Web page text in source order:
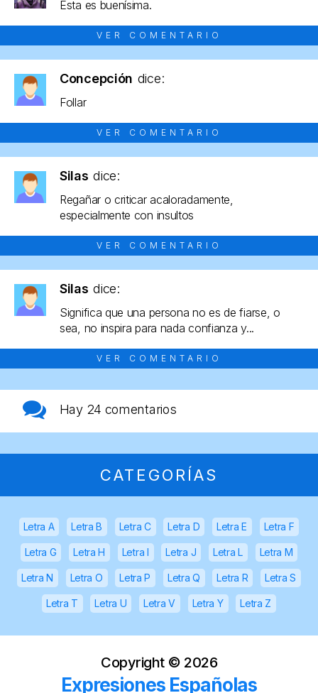
Esta es buenísima.
VER COMENTARIO
Concepción dice:
Follar
VER COMENTARIO
Silas dice:
Regañar o criticar acaloradamente,
especialmente con insultos
VER COMENTARIO
Silas dice:
Significa que una persona no es de fiarse, o
sea, no inspira para nada confianza y...
VER COMENTARIO
Hay 24 comentarios
CATEGORÍAS
Letra A Letra B Letra C Letra D Letra E Letra F
Letra G Letra H Letra I Letra J Letra L Letra M
Letra N Letra O Letra P Letra Q Letra R Letra S
Letra T Letra U Letra V Letra Y Letra Z
Copyright © 2026
Expresiones Españolas